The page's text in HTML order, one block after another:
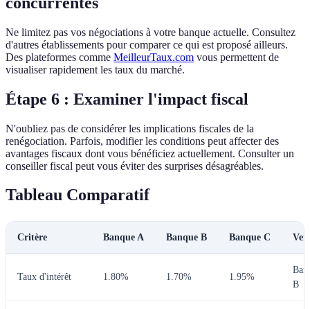
Ne limitez pas vos négociations à votre banque actuelle. Consultez
d'autres établissements pour comparer ce qui est proposé ailleurs.
Des plateformes comme MeilleurTaux.com vous permettent de
visualiser rapidement les taux du marché.
Étape 6 : Examiner l'impact fiscal
N'oubliez pas de considérer les implications fiscales de la
renégociation. Parfois, modifier les conditions peut affecter des
avantages fiscaux dont vous bénéficiez actuellement. Consulter un
conseiller fiscal peut vous éviter des surprises désagréables.
Tableau Comparatif
Critère Banque A Banque B Banque C
Taux d'intérêt 1.80% 1.70% 1.95%
B